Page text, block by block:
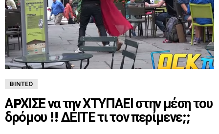
ΒΊΝΤΕΟ
ΑPΧΙΣΕ να την ΧΤΥΠΑΕΙ στην μέση του
δρόμου !! ΔΕΙΤΕ τι τον περίμενε;;